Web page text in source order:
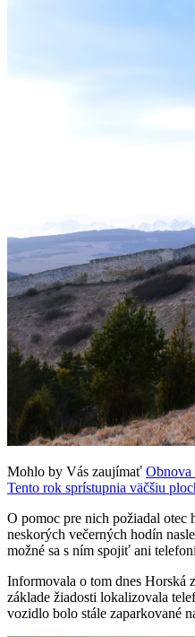
Mohlo by Vás zaujímať Obnova
Tento rok sprístupnia väčšiu
O pomoc pre nich požiadal otec
neskorých večerných hodín
možné sa s ním spojiť ani
Informovala o tom dnes Horská
základe žiadosti lokalizovala
vozidlo bolo stále zaparkované